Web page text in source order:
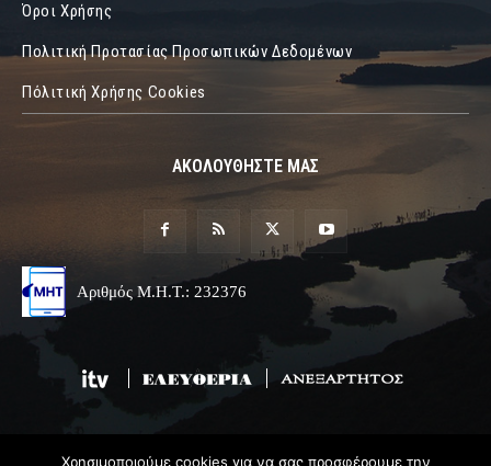
Όροι Χρήσης
Πολιτική Προτασίας Προσωπικών Δεδομένων
Πόλιτική Χρήσης Cookies
ΑΚΟΛΟΥΘΗΣΤΕ ΜΑΣ
Αριθμός Μ.Η.Τ.: 232376
Χρησιμοποιούμε cookies για να σας προσφέρουμε την